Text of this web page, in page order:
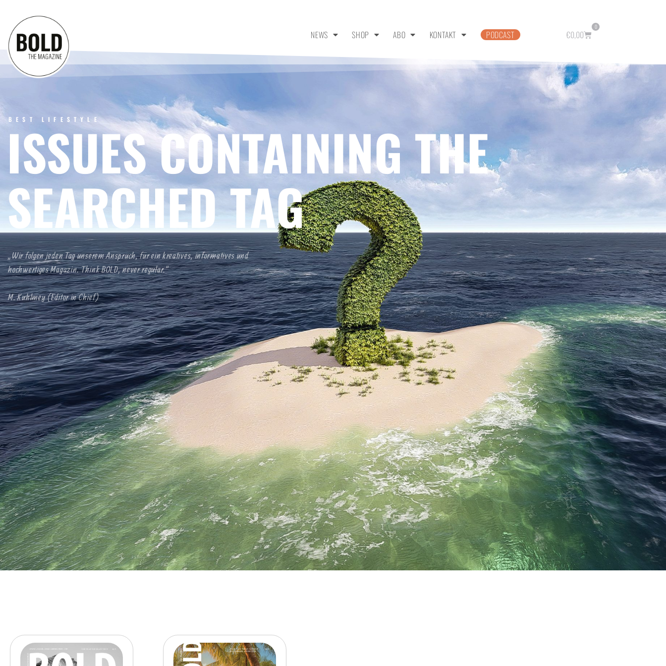
NEWS SHOP ABO KONTAKT PODCAST €0,00
0
BEST LIFESTYLE
ISSUES CONTAINING THE
SEARCHED TAG
„Wir folgen jeden Tag unserem Anspruch, für ein kreatives, informatives und
hochwertiges Magazin. Think BOLD, never regular.“
M. Kuhlmey (Editor in Chief)